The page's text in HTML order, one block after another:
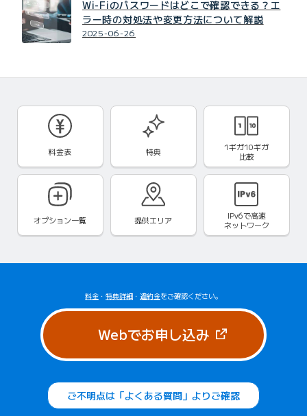
Wi-Fiのパスワードはどこで確認できる？エ
ラー時の対処法や変更方法について解説
2025-06-26
料金表 特典
1ギガ10ギガ
比較
オプション一覧 提供エリア IPv6で高速
ネットワーク
料金 ・ 特典詳細 ・ 違約金をご確認ください。
Webでお申し込み（新しいタブ
ご不明点は「よくある質問」よりご確認